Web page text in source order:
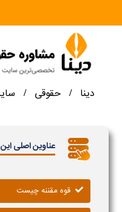
دینا / حقوقی /
عناوین اصلی
قوه مقننه چیست